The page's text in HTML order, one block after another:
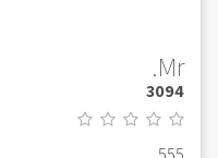
Mr.
3094